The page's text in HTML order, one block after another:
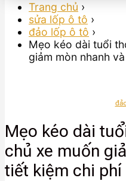
Trang chủ ›
sửa lốp ô tô ›
đảo lốp ô tô ›
Mẹo kéo dài tuổi
giảm mòn nhanh
Mẹo kéo dài
chủ xe muốn
tiết kiệm chi phí